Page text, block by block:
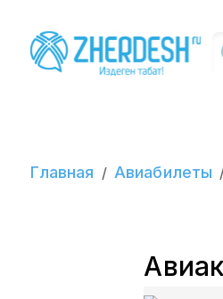
Главная / Авиабилеты